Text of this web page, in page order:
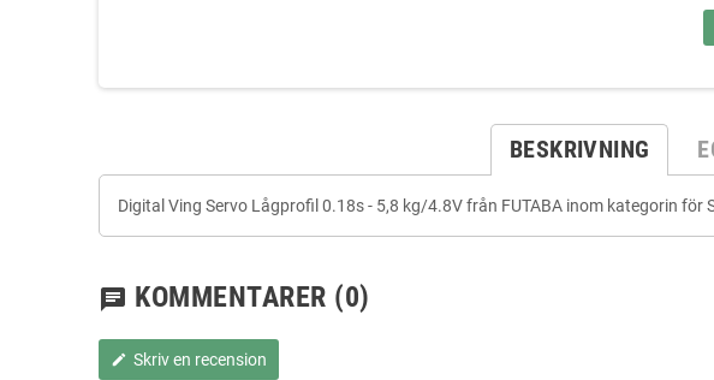
BESKRIVNING
Digital Ving Servo Lågprofil 0.18s - 5,8 kg/4.8V från FUTABA inom kategorin för
chat KOMMENTARER (0)
edit Skriv en recension